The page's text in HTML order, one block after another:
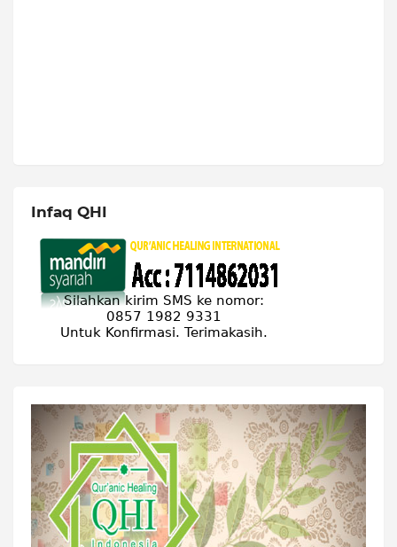
Infaq QHI